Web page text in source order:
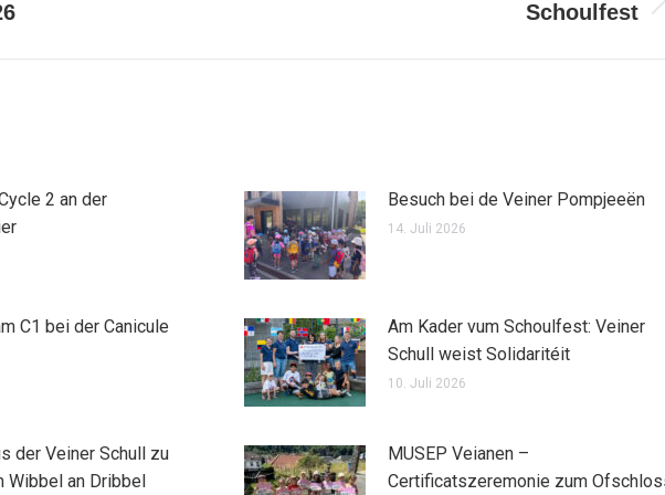
Schoulfest
2 an der
Besuch bei de Veiner Pompjeeën
14. Juli 2026
C1 bei der Canicule
Am Kader vum Schoulfest: Veiner
Schull weist Solidaritéit
10. Juli 2026
der Veiner Schull zu
Wibbel an Dribbel
MUSEP Veianen –
Certificatszeremonie zum